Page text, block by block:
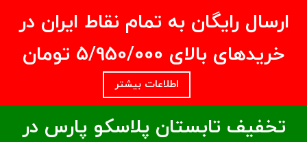
ارسال رایگان به تمام نقاط ایران در
خریدهای بالای ۵/950/000 تومان
اطلاعات بیشتر
تخفیف تابستان پلاسکو پارس در